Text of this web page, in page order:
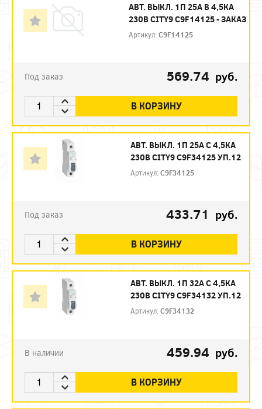
АВТ. ВЫКЛ. 1П 25А B 4,5КА
230В CITY9 C9F14125 - ЗАКАЗ
Артикул:C9F14125
Под заказ 569.74 руб.
В КОРЗИНУ
АВТ. ВЫКЛ. 1П 25А С 4,5КА
230В CITY9 C9F34125 УП.12
Артикул:C9F34125
Под заказ 433.71 руб.
В КОРЗИНУ
АВТ. ВЫКЛ. 1П 32А С 4,5КА
230В CITY9 C9F34132 УП.12
Артикул:C9F34132
В наличии 459.94 руб.
В КОРЗИНУ